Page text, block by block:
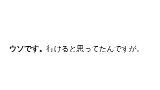
ウソです。 行けると思ってたんですが。